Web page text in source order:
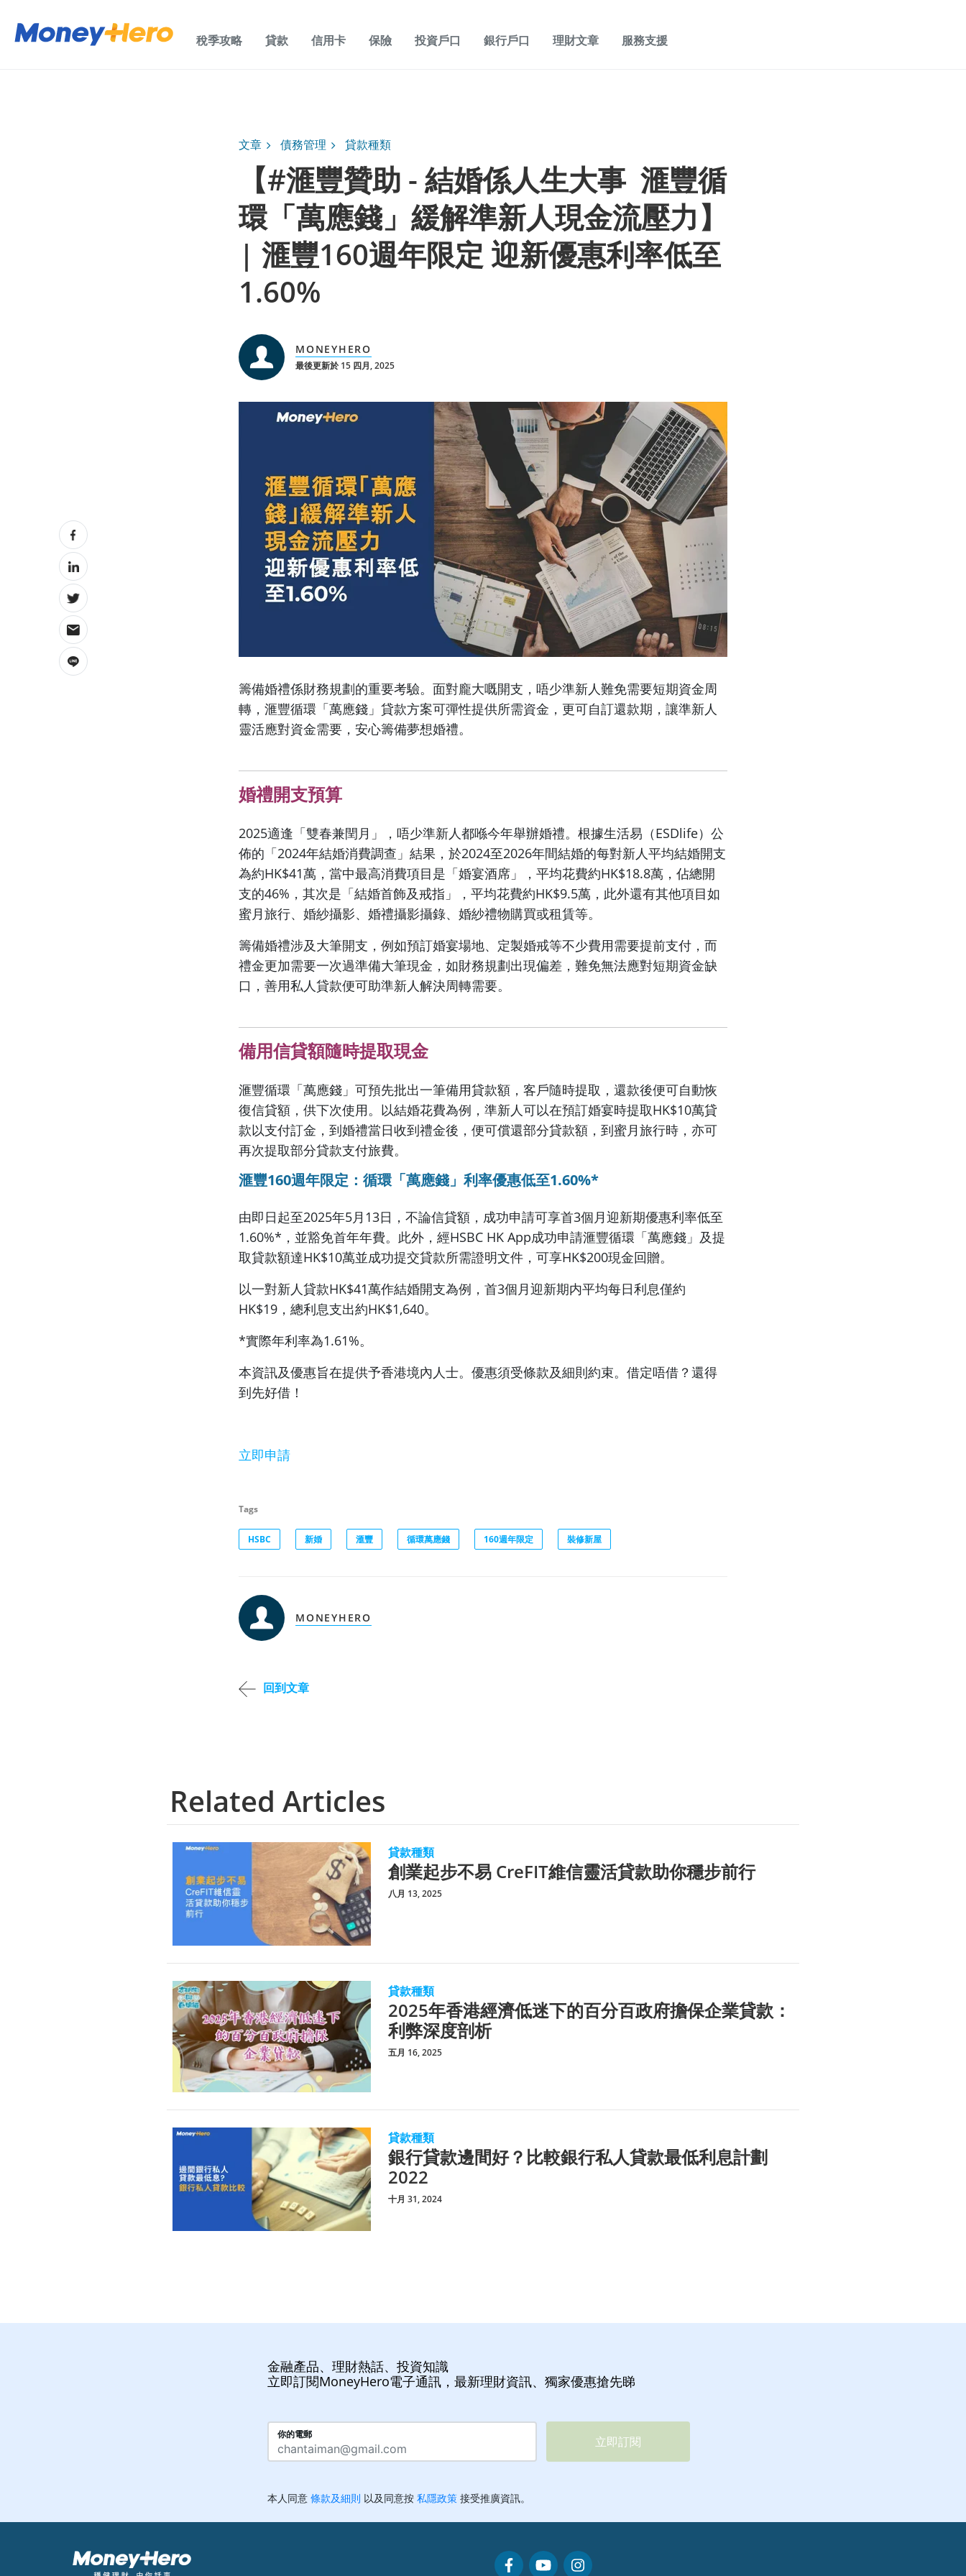
稅季攻略 貸款 信用卡 保險 投資戶口 銀行戶口 理財文章 服務支援
文章 債務管理 貸款種類
【#滙豐贊助 - 結婚係人生大事 滙豐循
環「萬應錢」緩解準新人現金流壓力】
| 滙豐160週年限定 迎新優惠利率低至
1.60%
MONEYHERO
最後更新於 15 四月, 2025
籌備婚禮係財務規劃的重要考驗。面對龐大嘅開支，唔少準新人難免需要短期資金周
轉，滙豐循環「萬應錢」貸款方案可彈性提供所需資金，更可自訂還款期，讓準新人
靈活應對資金需要，安心籌備夢想婚禮。
婚禮開支預算
2025適逢「雙春兼閏月」，唔少準新人都喺今年舉辦婚禮。根據生活易（ESDlife）公
佈的「2024年結婚消費調查」結果，於2024至2026年間結婚的每對新人平均結婚開支
為約HK$41萬，當中最高消費項目是「婚宴酒席」，平均花費約HK$18.8萬，佔總開
支的46%，其次是「結婚首飾及戒指」，平均花費約HK$9.5萬，此外還有其他項目如
蜜月旅行、婚紗攝影、婚禮攝影攝錄、婚紗禮物購買或租賃等。
籌備婚禮涉及大筆開支，例如預訂婚宴場地、定製婚戒等不少費用需要提前支付，而
禮金更加需要一次過準備大筆現金，如財務規劃出現偏差，難免無法應對短期資金缺
口，善用私人貸款便可助準新人解決周轉需要。
備用信貸額隨時提取現金
滙豐循環「萬應錢」可預先批出一筆備用貸款額，客戶隨時提取，還款後便可自動恢
復信貸額，供下次使用。以結婚花費為例，準新人可以在預訂婚宴時提取HK$10萬貸
款以支付訂金，到婚禮當日收到禮金後，便可償還部分貸款額，到蜜月旅行時，亦可
再次提取部分貸款支付旅費。
滙豐160週年限定：循環「萬應錢」利率優惠低至1.60%*
由即日起至2025年5月13日，不論信貸額，成功申請可享首3個月迎新期優惠利率低至
1.60%*，並豁免首年年費。此外，經HSBC HK App成功申請滙豐循環「萬應錢」及提
取貸款額達HK$10萬並成功提交貸款所需證明文件，可享HK$200現金回贈。
以一對新人貸款HK$41萬作結婚開支為例，首3個月迎新期内平均每日利息僅約
HK$19，總利息支出約HK$1,640。
*實際年利率為1.61%。
本資訊及優惠旨在提供予香港境內人士。優惠須受條款及細則約束。借定唔借？還得
到先好借！
立即申請
Tags
HSBC 新婚 滙豐 循環萬應錢 160週年限定 裝修新屋
MONEYHERO
回到文章
Related Articles
貸款種類
創業起步不易 CreFIT維信靈活貸款助你穩步前行
八月 13, 2025
貸款種類
2025年香港經濟低迷下的百分百政府擔保企業貸款：
利弊深度剖析
五月 16, 2025
貸款種類
銀行貸款邊間好？比較銀行私人貸款最低利息計劃
2022
十月 31, 2024
金融產品、理財熱話、投資知識
立即訂閱MoneyHero電子通訊，最新理財資訊、獨家優惠搶先睇